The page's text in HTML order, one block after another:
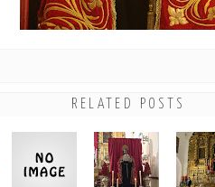
RELATED POSTS